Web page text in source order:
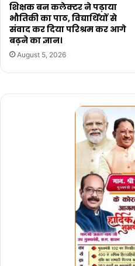
शिक्षक बन कलेक्टर ने पढ़ाया
भौतिकी का पाठ, विद्यार्थियों से
संवाद कर दिया परिश्रम कर आगे
बढ़ने का ज्ञान।
August 5, 2026